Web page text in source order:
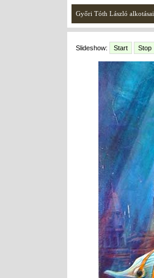
Győri Tóth László alkotásai.
Slideshow: Start Stop